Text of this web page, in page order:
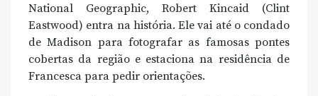
National Geographic, Robert Kincaid (Clint
Eastwood) entra na história. Ele vai até o condado
de Madison para fotografar as famosas pontes
cobertas da região e estaciona na residência de
Francesca para pedir orientações.